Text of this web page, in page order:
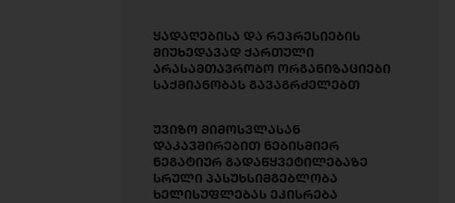
ყადაღებისა და რეპრესიების
მიუხედავად ქართული
არასამთავრობო ორგანიზაციები
საქმიანობას გავაგრძელებთ
უვიზო მიმოსვლასან
დაკავშირებით ნებისმიერ
ნეგატიურ გადაწყვეტილებაზე
სრული პასუხსიმგებლობა
ხელისუფლებას ეკისრება